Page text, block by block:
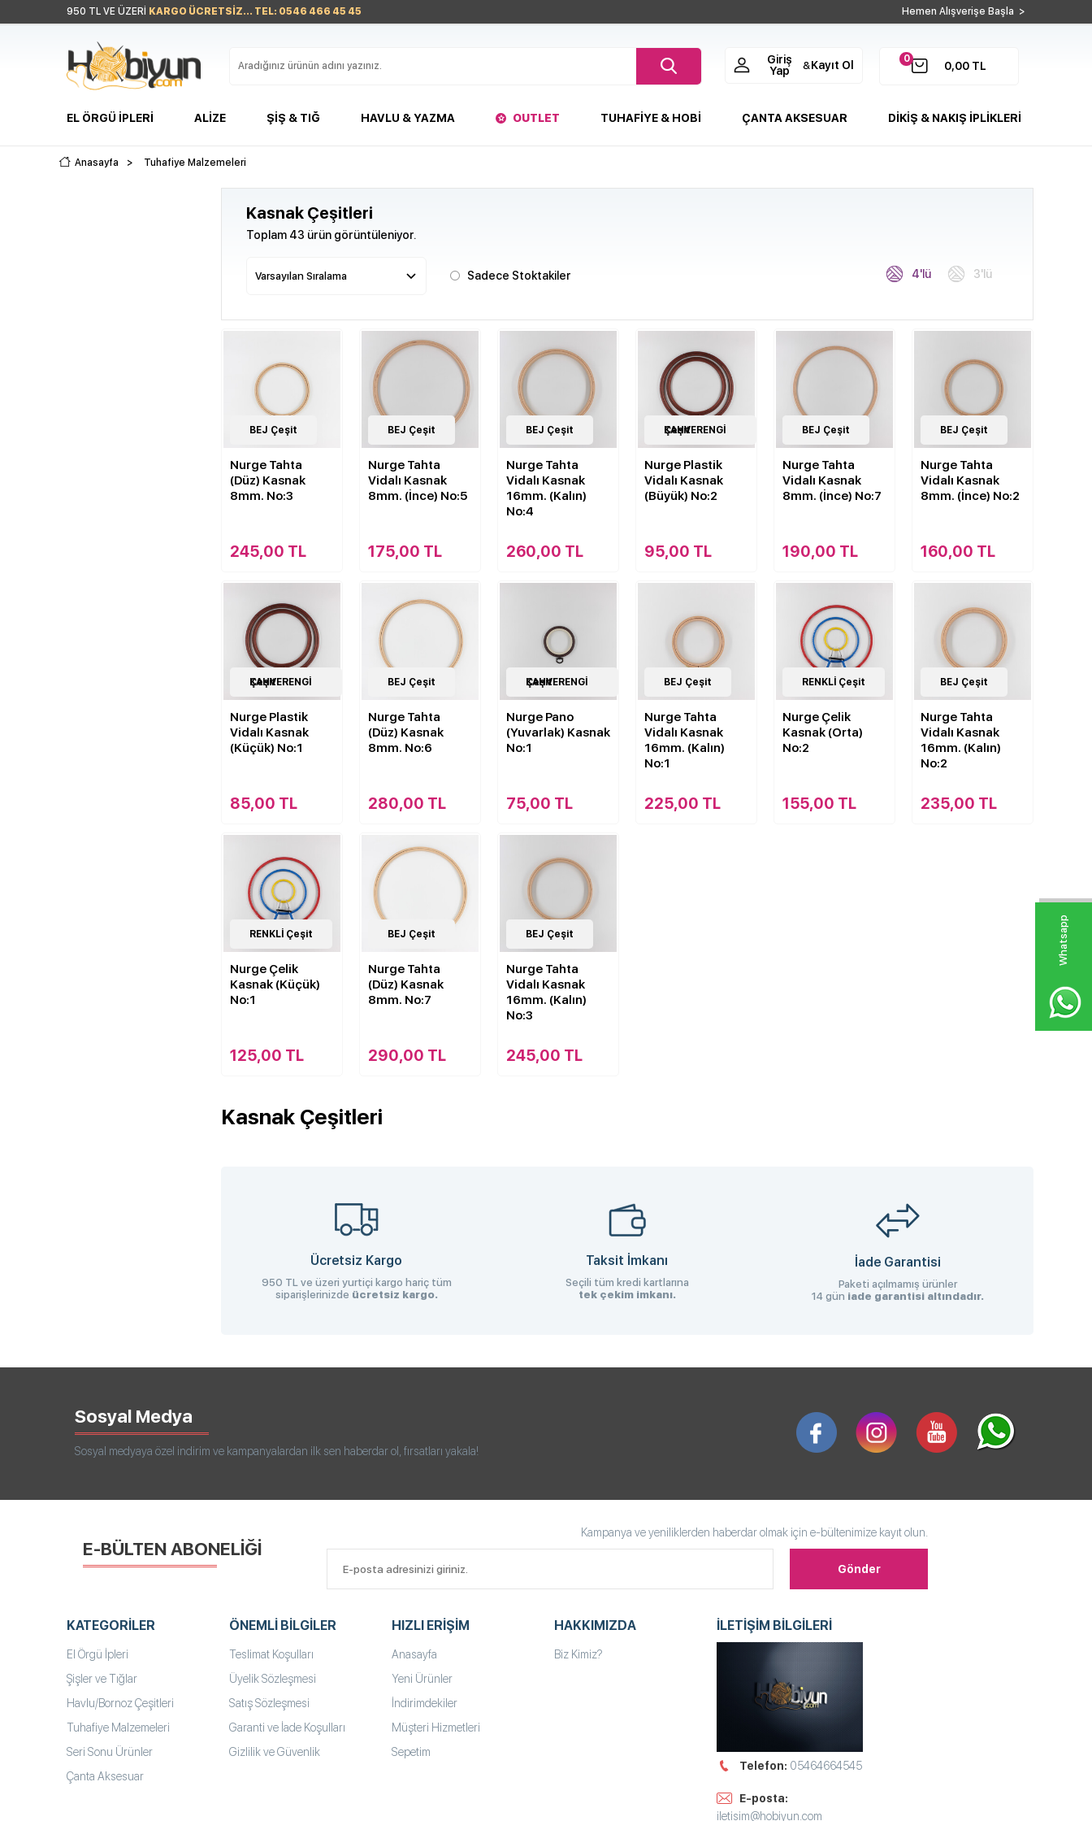
W
h
a
s
p
p
D
e
s
e
H
a
t
t
950 TL VE ÜZERİ KARGO ÜCRETSİZ... TEL: 0546 466 45 45 Hemen Alışverişe Başla >
0
0,00 TL
Giriş
Yap
& Kayıt Ol
EL ÖRGÜ İPLERI ALIZE ŞIŞ & TIĞ HAVLU & YAZMA OUTLET TUHAFIYE & HOBI ÇANTA AKSESUAR DİKİŞ & NAKIŞ İPLİKLERİ
Anasayfa > Tuhafiye Malzemeleri
Kasnak Çeşitleri
Toplam 43 ürün görüntüleniyor.
Sadece Stoktakiler 4'lü 3'lü
7Çeşit
BEJ Çeşit
Nurge Tahta
(Düz) Kasnak
8mm. No:3
245,00 TL
7Çeşit
BEJ Çeşit
Nurge Tahta
Vidalı Kasnak
8mm. (İnce) No:5
175,00 TL
7Çeşit
BEJ Çeşit
Nurge Tahta
Vidalı Kasnak
16mm. (Kalın)
No:4
260,00 TL
1Çeşit
KAHVERENGİ Çeşit
Nurge Plastik
Vidalı Kasnak
(Büyük) No:2
95,00 TL
7Çeşit
BEJ Çeşit
Nurge Tahta
Vidalı Kasnak
8mm. (İnce) No:7
190,00 TL
7Çeşit
BEJ Çeşit
Nurge Tahta
Vidalı Kasnak
8mm. (İnce) No:2
160,00 TL
1Çeşit
KAHVERENGİ Çeşit
Nurge Plastik
Vidalı Kasnak
(Küçük) No:1
85,00 TL
7Çeşit
BEJ Çeşit
Nurge Tahta
(Düz) Kasnak
8mm. No:6
280,00 TL
4Çeşit
KAHVERENGİ Çeşit
Nurge Pano
(Yuvarlak) Kasnak
No:1
75,00 TL
7Çeşit
BEJ Çeşit
Nurge Tahta
Vidalı Kasnak
16mm. (Kalın)
No:1
225,00 TL
2Çeşit
RENKLİ Çeşit
Nurge Çelik
Kasnak (Orta)
No:2
155,00 TL
7Çeşit
BEJ Çeşit
Nurge Tahta
Vidalı Kasnak
16mm. (Kalın)
No:2
235,00 TL
2Çeşit
RENKLİ Çeşit
Nurge Çelik
Kasnak (Küçük)
No:1
125,00 TL
7Çeşit
BEJ Çeşit
Nurge Tahta
(Düz) Kasnak
8mm. No:7
290,00 TL
7Çeşit
BEJ Çeşit
Nurge Tahta
Vidalı Kasnak
16mm. (Kalın)
No:3
245,00 TL
Kasnak Çeşitleri
Ücretsiz Kargo
950 TL ve üzeri yurtiçi kargo hariç tüm
siparişlerinizde ücretsiz kargo.
Taksit İmkanı
Seçili tüm kredi kartlarına
tek çekim imkanı.
İade Garantisi
Paketi açılmamış ürünler
14 gün iade garantisi altındadır.
Sosyal Medya
Sosyal medyaya özel indirim ve kampanyalardan ilk sen haberdar ol, fırsatları yakala!
E-BÜLTEN ABONELİĞİ
Kampanya ve yeniliklerden haberdar olmak için e-bültenimize kayıt olun.
KATEGORILER
El Örgü İpleri
Şişler ve Tığlar
Havlu/Bornoz Çeşitleri
Tuhafiye Malzemeleri
Seri Sonu Ürünler
Çanta Aksesuar
ÖNEMLI BILGILER
Teslimat Koşulları
Üyelik Sözleşmesi
Satış Sözleşmesi
Garanti ve İade Koşulları
Gizlilik ve Güvenlik
HIZLI ERIŞIM
Anasayfa
Yeni Ürünler
İndirimdekiler
Müşteri Hizmetleri
Sepetim
HAKKIMIZDA
Biz Kimiz?
İLETİŞİM BİLGİLERİ
Telefon: 05464664545
E-posta:
iletisim@hobiyun.com